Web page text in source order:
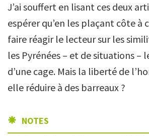
J’ai souffert en lisant ces deux
espérer qu’en les plaçant côte à
faire réagir le lecteur sur les
les Pyrénées – et de situations –
d’une cage. Mais la liberté de
elle réduire à des barreaux ?
NOTES